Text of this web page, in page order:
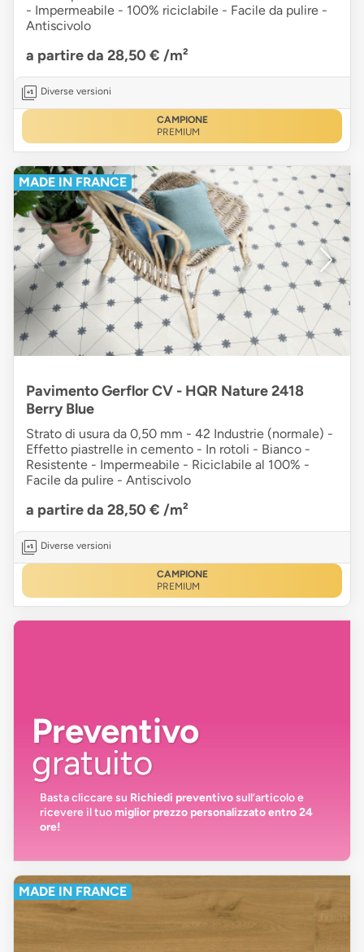
- Impermeabile - 100% riciclabile - Facile da pulire -
Antiscivolo
a partire da 28,50 € /m²
Diverse versioni
CAMPIONE
PREMIUM
MADE IN FRANCE
Pavimento Gerflor CV - HQR Nature 2418
Berry Blue
Strato di usura da 0,50 mm - 42 Industrie (normale) -
Effetto piastrelle in cemento - In rotoli - Bianco -
Resistente - Impermeabile - Riciclabile al 100% -
Facile da pulire - Antiscivolo
a partire da 28,50 € /m²
Diverse versioni
CAMPIONE
PREMIUM
Preventivo
gratuito
Basta cliccare su Richiedi preventivosull’articolo e
ricevere il tuomiglior prezzo personalizzato entro 24
ore!
MADE IN FRANCE